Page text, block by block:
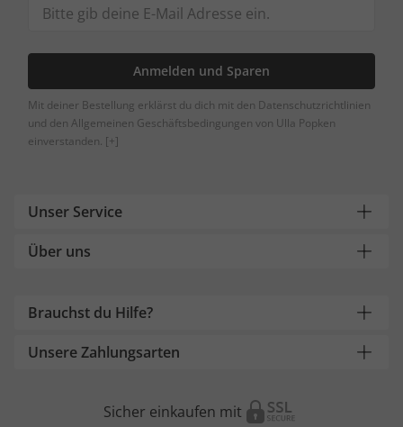
Anmelden und Sparen
Mit deiner Bestellung erklärst du dich mit den Datenschutzrichtlinien
und den Allgemeinen Geschäftsbedingungen von Ulla Popken
einverstanden. [+]
Unser Service
Über uns
Brauchst du Hilfe?
Unsere Zahlungsarten
Sicher einkaufen mit